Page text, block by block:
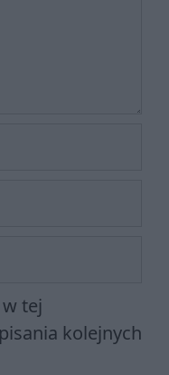
tej
kolejnych